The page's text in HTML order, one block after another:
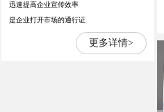
迅速提高企业宣传效率
是企业打开市场的通行证
更多详情>